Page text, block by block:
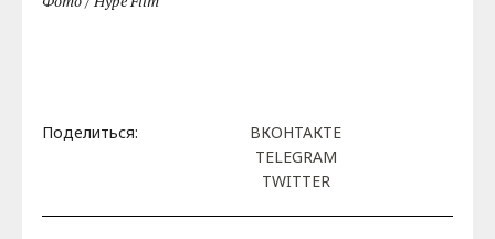
Поделиться:
ВКОНТАКТЕ
TELEGRAM
TWITTER